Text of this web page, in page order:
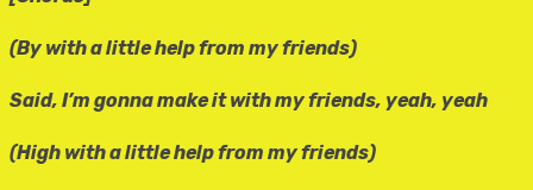
(By with a little help from my friends)
Said, I’m gonna make it with my friends, yeah, yeah
(High with a little help from my friends)